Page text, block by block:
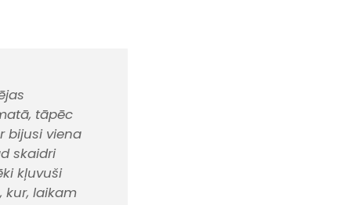
tāpēc
bijusi viena
skaidri
kļuvuši
kur, laikam